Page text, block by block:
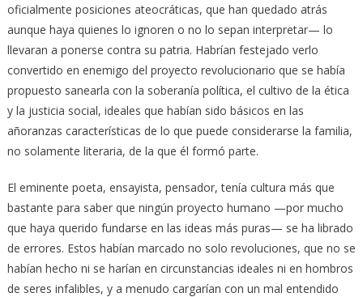
oficialmente posiciones ateocráticas, que han quedado atrás
aunque haya quienes lo ignoren o no lo sepan interpretar— lo
llevaran a ponerse contra su patria. Habrían festejado verlo
convertido en enemigo del proyecto revolucionario que se había
propuesto sanearla con la soberanía política, el cultivo de la ética
y la justicia social, ideales que habían sido básicos en las
añoranzas características de lo que puede considerarse la familia,
no solamente literaria, de la que él formó parte.
El eminente poeta, ensayista, pensador, tenía cultura más que
bastante para saber que ningún proyecto humano —por mucho
que haya querido fundarse en las ideas más puras— se ha librado
de errores. Estos habían marcado no solo revoluciones, que no se
habían hecho ni se harían en circunstancias ideales ni en hombros
de seres infalibles, y a menudo cargarían con un mal entendido